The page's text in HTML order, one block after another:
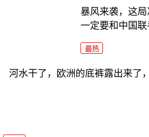
暴风来袭，这
一定要和中国联
最热
河水干了，欧洲的底裤露出来了